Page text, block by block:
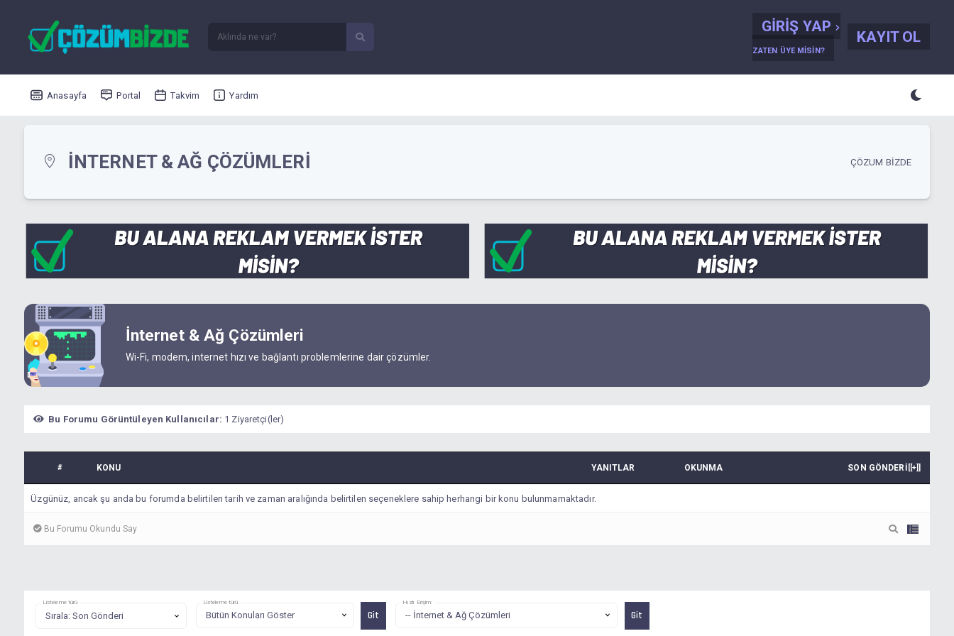
GIRIŞ YAP
ZATEN ÜYE MISIN?
KAYIT OL
Anasayfa Portal Takvim Yardım
İNTERNET & AĞ ÇÖZÜMLERI ÇÖZUM BIZDE
İnternet & Ağ Çözümleri
Wi-Fi, modem, internet hızı ve bağlantı problemlerine dair çözümler.
Bu Forumu Görüntüleyen Kullanıcılar: 1 Ziyaretçi(ler)
# KONU YANITLAR OKUNMA SON GÖNDERI [[+]]
Üzgünüz, ancak şu anda bu forumda belirtilen tarih ve zaman aralığında belirtilen seçeneklere sahip herhangi bir konu bulunmamaktadır.
Bu Forumu Okundu Say
Listeleme türü Listeleme türü Hızlı Erişim: